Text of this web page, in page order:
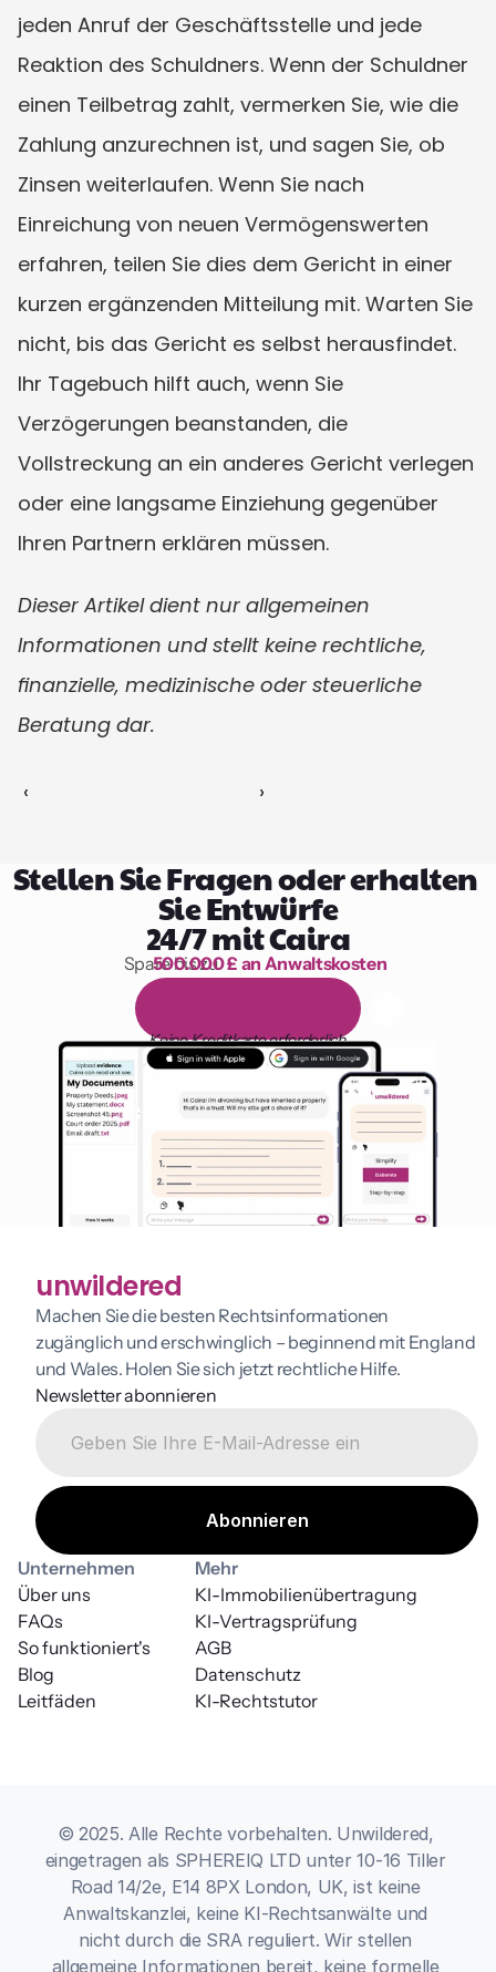
jeden Anruf der Geschäftsstelle und jede
Reaktion des Schuldners. Wenn der Schuldner
einen Teilbetrag zahlt, vermerken Sie, wie die
Zahlung anzurechnen ist, und sagen Sie, ob
Zinsen weiterlaufen. Wenn Sie nach
Einreichung von neuen Vermögenswerten
erfahren, teilen Sie dies dem Gericht in einer
kurzen ergänzenden Mitteilung mit. Warten Sie
nicht, bis das Gericht es selbst herausfindet.
Ihr Tagebuch hilft auch, wenn Sie
Verzögerungen beanstanden, die
Vollstreckung an ein anderes Gericht verlegen
oder eine langsame Einziehung gegenüber
Ihren Partnern erklären müssen.
Dieser Artikel dient nur allgemeinen
Informationen und stellt keine rechtliche,
finanzielle, medizinische oder steuerliche
Beratung dar.
‹ ›
Stellen Sie Fragen oder erhalten
Sie Entwürfe
24/7 mit Caira
1.000 Stunden Lesen
Spare bis zu
500.000 £ an Anwaltskosten
äg on
Keine Kreditkarte erforderlich
unwildered
Machen Sie die besten Rechtsinformationen
zugänglich und erschwinglich – beginnend mit England
und Wales. Holen Sie sich jetzt rechtliche Hilfe.
Newsletter abonnieren
Unternehmen
Über uns
FAQs
So funktioniert's
Blog
Leitfäden
Mehr
AGB
KI-Vertragsprüfung
KI-Rechtstutor
Datenschutz
KI-Immobilienübertragung
© 2025. Alle Rechte vorbehalten. Unwildered,
eingetragen als SPHEREIQ LTD unter 10-16 Tiller
Road 14/2e, E14 8PX London, UK, ist keine
Anwaltskanzlei, keine KI-Rechtsanwälte und
nicht durch die SRA reguliert. Wir stellen
allgemeine Informationen bereit, keine formelle